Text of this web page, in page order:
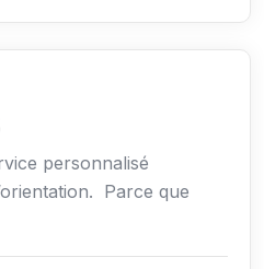
personnalisé
Parce que